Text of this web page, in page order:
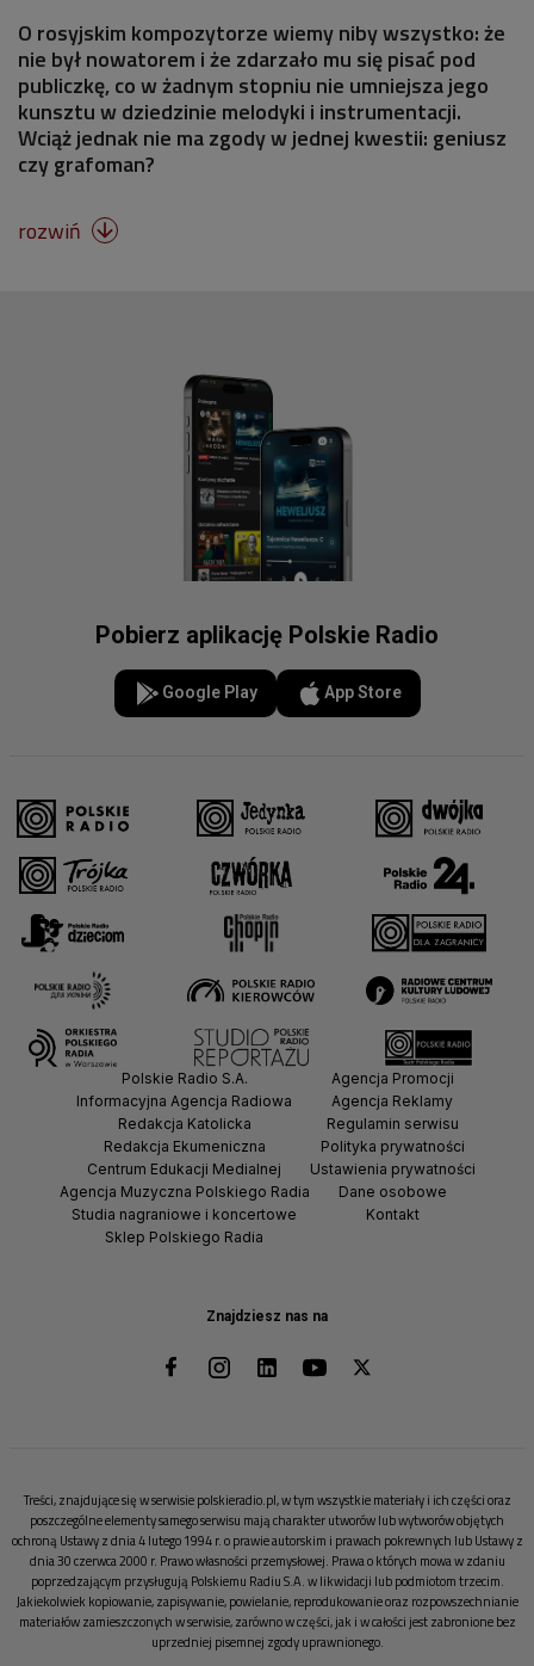
O rosyjskim kompozytorze wiemy niby wszystko: że
nie był nowatorem i że zdarzało mu się pisać pod
publiczkę, co w żadnym stopniu nie umniejsza jego
kunsztu w dziedzinie melodyki i instrumentacji.
Wciąż jednak nie ma zgody w jednej kwestii: geniusz
czy grafoman?
rozwiń 
Pobierz aplikację Polskie Radio
Google Play App Store
Znajdziesz nas na
Polskie Radio S.A.
Informacyjna Agencja Radiowa
Redakcja Katolicka
Redakcja Ekumeniczna
Centrum Edukacji Medialnej
Agencja Muzyczna Polskiego Radia
Studia nagraniowe i koncertowe
Sklep Polskiego Radia
Agencja Promocji
Agencja Reklamy
Regulamin serwisu
Polityka prywatności
Ustawienia prywatności
Dane osobowe
Kontakt
Treści, znajdujące się w serwisie polskieradio.pl, w tym wszystkie materiały i ich części oraz
poszczególne elementy samego serwisu mają charakter utworów lub wytworów objętych
ochroną Ustawy z dnia 4 lutego 1994 r. o prawie autorskim i prawach pokrewnych lub Ustawy z
dnia 30 czerwca 2000 r. Prawo własności przemysłowej. Prawa o których mowa w zdaniu
poprzedzającym przysługują Polskiemu Radiu S.A. w likwidacji lub podmiotom trzecim.
Jakiekolwiek kopiowanie, zapisywanie, powielanie, reprodukowanie oraz rozpowszechnianie
materiałów zamieszczonych w serwisie, zarówno w części, jak i w całości jest zabronione bez
uprzedniej pisemnej zgody uprawnionego.